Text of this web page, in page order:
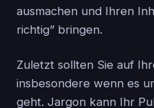
ausmachen und Ihren
richtig” bringen.
Zuletzt sollten Sie auf
insbesondere wenn es
geht. Jargon kann Ihr